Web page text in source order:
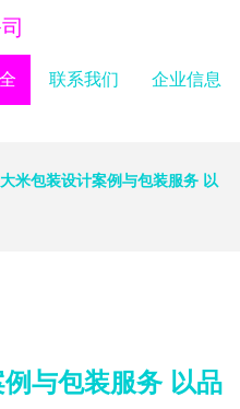
联系我们 企业信息
米包装设计案例与包装服务 以
与包装服务 以品